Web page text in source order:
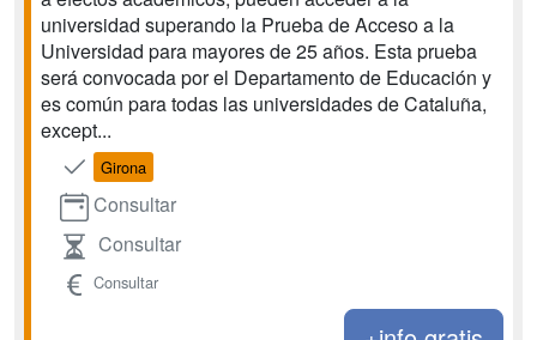
universidad superando la Prueba de Acceso a la
Universidad para mayores de 25 años. Esta prueba
será convocada por el Departamento de Educación y
es común para todas las universidades de Cataluña,
except...
Girona
Consultar
Consultar
Consultar